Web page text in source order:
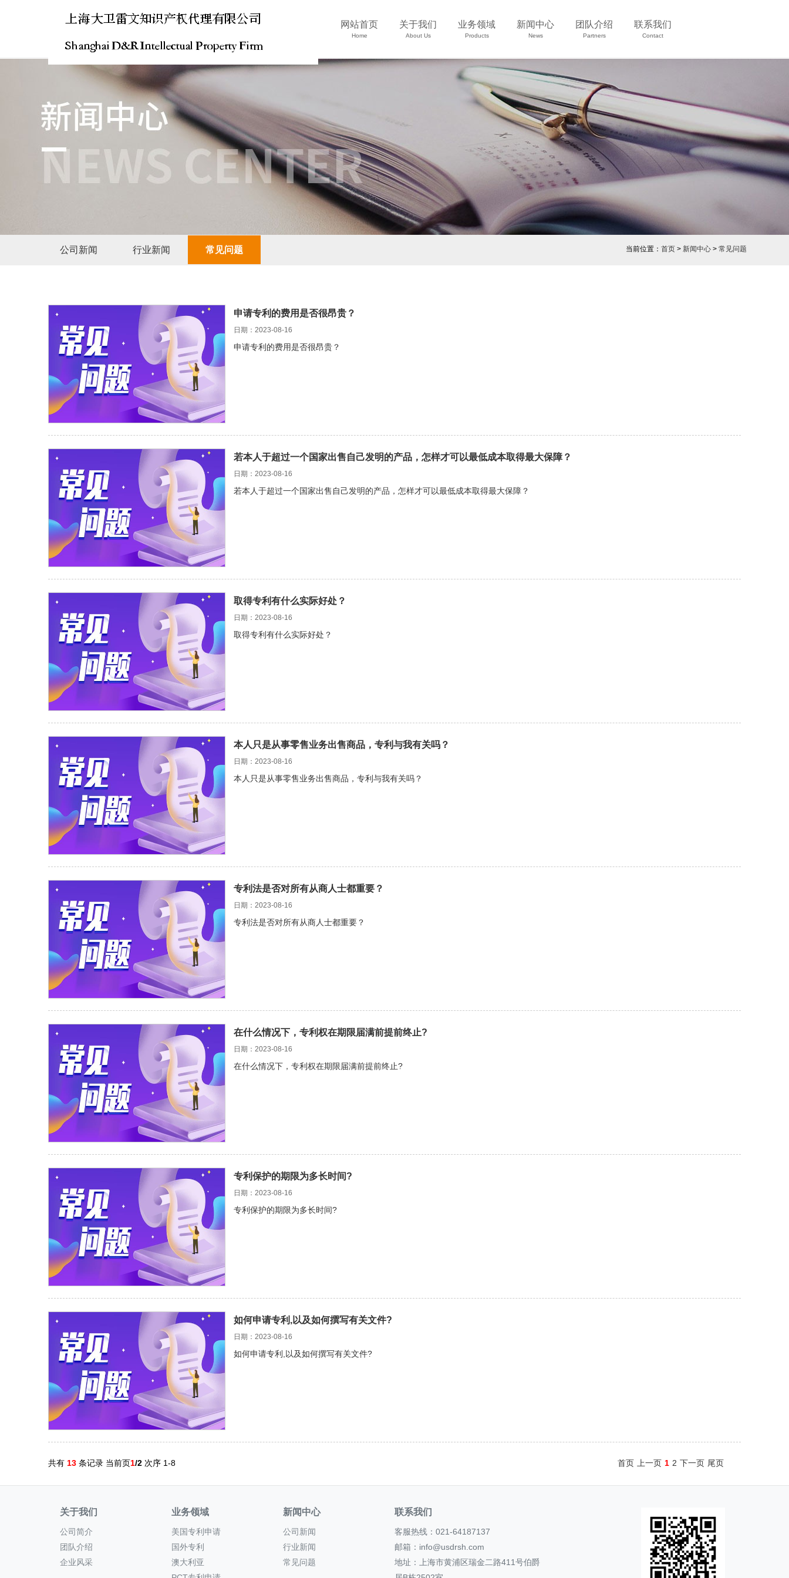
网站首页
Home
关于我们
About Us
业务领域
Products
新闻中心
News
团队介绍
Partners
联系我们
Contact
公司新闻 行业新闻 常见问题 当前位置： 首页 > 新闻中心 > 常见问题
申请专利的费用是否很昂贵？
日期：2023-08-16
申请专利的费用是否很昂贵？
若本人于超过一个国家出售自己发明的产品，怎样才可以最低成本取得最大保障？
日期：2023-08-16
若本人于超过一个国家出售自己发明的产品，怎样才可以最低成本取得最大保障？
取得专利有什么实际好处？
日期：2023-08-16
取得专利有什么实际好处？
本人只是从事零售业务出售商品，专利与我有关吗？
日期：2023-08-16
本人只是从事零售业务出售商品，专利与我有关吗？
专利法是否对所有从商人士都重要？
日期：2023-08-16
专利法是否对所有从商人士都重要？
在什么情况下，专利权在期限届满前提前终止?
日期：2023-08-16
在什么情况下，专利权在期限届满前提前终止?
专利保护的期限为多长时间?
日期：2023-08-16
专利保护的期限为多长时间?
如何申请专利,以及如何撰写有关文件?
日期：2023-08-16
如何申请专利,以及如何撰写有关文件?
共有 13 条记录 当前页1/2 次序 1-8 首页 上一页 1 2 下一页 尾页
关于我们
公司简介
团队介绍
企业风采
业务领域
美国专利申请
国外专利
澳大利亚
新闻中心
公司新闻
行业新闻
常见问题
联系我们
客服热线：021-64187137
邮箱：info@usdrsh.com
地址：上海市黄浦区瑞金二路411号伯爵